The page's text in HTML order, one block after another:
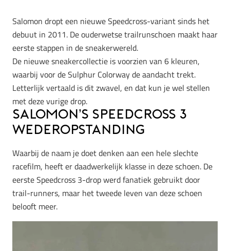
Salomon dropt een nieuwe Speedcross-variant sinds het
debuut in 2011. De ouderwetse trailrunschoen maakt haar
eerste stappen in de sneakerwereld.
De nieuwe sneakercollectie is voorzien van 6 kleuren,
waarbij voor de Sulphur Colorway de aandacht trekt.
Letterlijk vertaald is dit zwavel, en dat kun je wel stellen
met deze vurige drop.
Salomon’s Speedcross 3
wederopstanding
Waarbij de naam je doet denken aan een hele slechte
racefilm, heeft er daadwerkelijk klasse in deze schoen. De
eerste Speedcross 3-drop werd fanatiek gebruikt door
trail-runners, maar het tweede leven van deze schoen
belooft meer.